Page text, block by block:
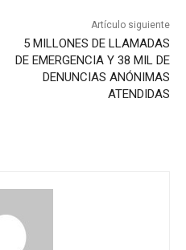
Artículo siguiente
5 MILLONES DE LLAMADAS
DE EMERGENCIA Y 38 MIL DE
DENUNCIAS ANÓNIMAS
ATENDIDAS